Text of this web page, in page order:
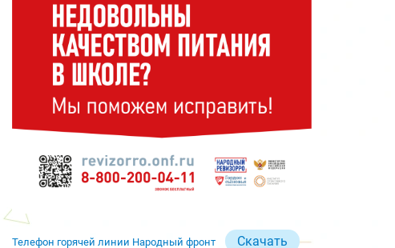
Телефон горячей линии Народный фронт Скачать